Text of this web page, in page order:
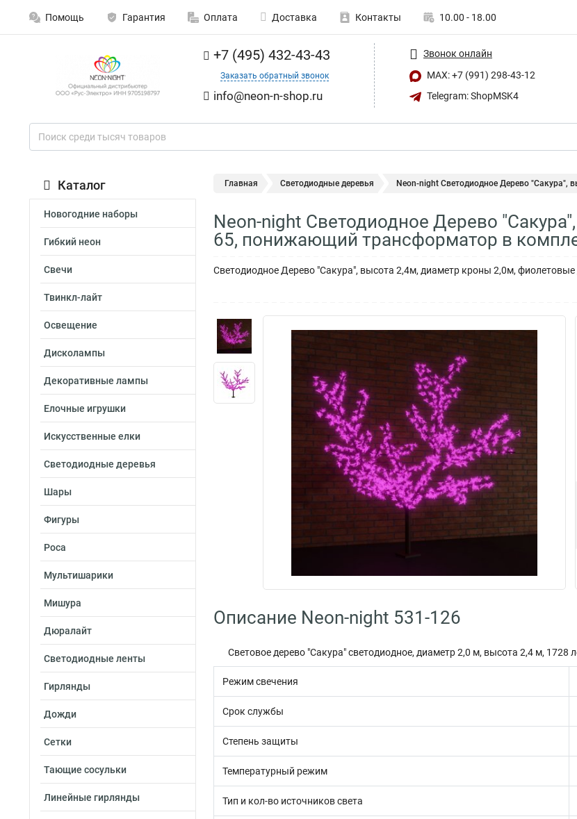
Помощь Гарантия Оплата Доставка Контакты 10.00 - 18.00
+7 (495) 432-43-43
Заказать обратный звонок
info@neon-n-shop.ru
Звонок онлайн
MAX: +7 (991) 298-43-12
Telegram: ShopMSK4
Каталог
Новогодние наборы
Гибкий неон
Свечи
Твинкл-лайт
Освещение
Дисколампы
Декоративные лампы
Елочные игрушки
Искусственные елки
Светодиодные деревья
Шары
Фигуры
Роса
Мультишарики
Мишура
Дюралайт
Светодиодные ленты
Гирлянды
Дожди
Сетки
Тающие сосульки
Линейные гирлянды
Главная Светодиодные деревья Neon-night Светодиодное Дерево "Сакура",
Neon-night Светодиодное Дерево
65, понижающий трансформатор в
Светодиодное Дерево "Сакура", высота 2,4м, диаметр кроны 2,0м,
Описание Neon-night 531-126
Световое дерево "Сакура" светодиодное, диаметр 2,0 м, высота 2,4 м, 1728
Режим свечения
Срок службы
Степень защиты
Температурный режим
Тип и кол-во источников света